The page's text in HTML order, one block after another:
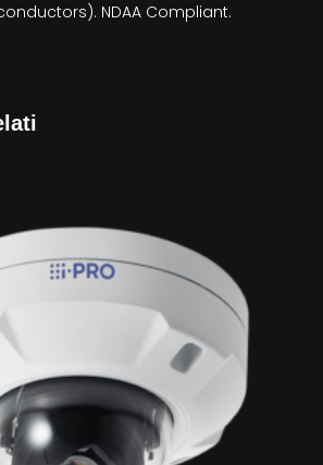
NDAA Compliant.